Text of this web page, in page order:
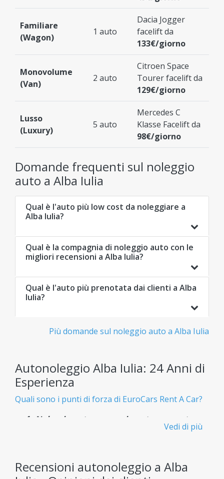
Familiare
(Wagon)
1 auto
Dacia Jogger
facelift da
133€/giorno
Monovolume
(Van)
2 auto
Citroen Space
Tourer facelift da
129€/giorno
Lusso
(Luxury)
5 auto
Mercedes C
Klasse Facelift da
98€/giorno
Domande frequenti sul noleggio
auto a Alba Iulia
Qual è l'auto più low cost da noleggiare a
Alba Iulia?
Qual è la compagnia di noleggio auto con le
migliori recensioni a Alba Iulia?
Qual è l'auto più prenotata dai clienti a Alba
Iulia?
Più domande sul noleggio auto a Alba Iulia
Autonoleggio Alba Iulia: 24 Anni di
Esperienza
Quali sono i punti di forza di EuroCars Rent A Car?
Noleggio auto economico e trasparente -
brutte sorprese.
Vedi di più
Recensioni autonoleggio a Alba